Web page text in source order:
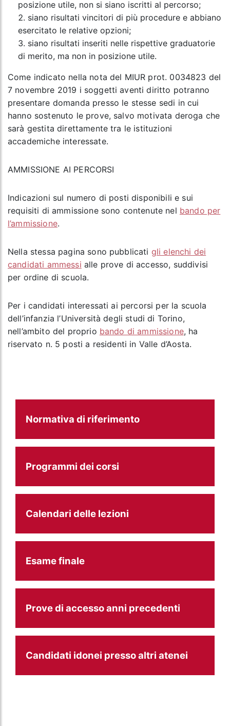
posizione utile, non si siano iscritti al percorso;
siano risultati vincitori di più procedure e abbiano
esercitato le relative opzioni;
siano risultati inseriti nelle rispettive graduatorie
di merito, ma non in posizione utile.
Come indicato nella nota del MIUR prot. 0034823 del
7 novembre 2019 i soggetti aventi diritto potranno
presentare domanda presso le stesse sedi in cui
hanno sostenuto le prove, salvo motivata deroga che
sarà gestita direttamente tra le istituzioni
accademiche interessate.
AMMISSIONE AI PERCORSI
Indicazioni sul numero di posti disponibili e sui
requisiti di ammissione sono contenute nel bando per
l’ammissione.
Nella stessa pagina sono pubblicati gli elenchi dei
candidati ammessi alle prove di accesso, suddivisi
per ordine di scuola.
Per i candidati interessati ai percorsi per la scuola
dell’infanzia l’Università degli studi di Torino,
nell’ambito del proprio bando di ammissione, ha
riservato n. 5 posti a residenti in Valle d’Aosta.
Normativa di riferimento
Programmi dei corsi
Calendari delle lezioni
Esame finale
Prove di accesso anni precedenti
Candidati idonei presso altri atenei